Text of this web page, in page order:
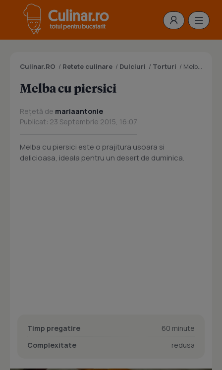
Culinar.RO / Retete culinare / Dulciuri / Torturi / Melba cu piersici
Melba cu piersici
Rețetă de mariaantonie
Publicat: 23 Septembrie 2015, 16:07
Melba cu piersici este o prajitura usoara si
delicioasa, ideala pentru un desert de duminica.
Timp pregatire
60 minute
Complexitate
redusa